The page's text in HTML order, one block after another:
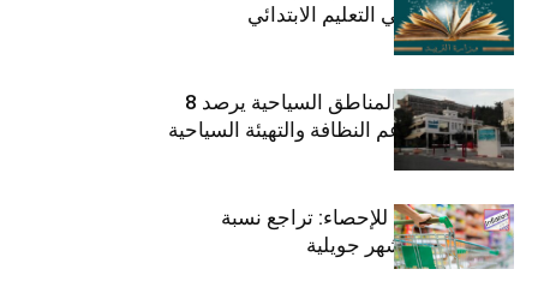
الأزواج لمدرّسي التعليم الابتدائي
صندوق حماية المناطق السياحية يرصد 8
مليون دينار لدعم النظافة والتهيئة السياحية
المعهد الوطني للإحصاء: تراجع نسبة
التضخم خلال شهر جويلية